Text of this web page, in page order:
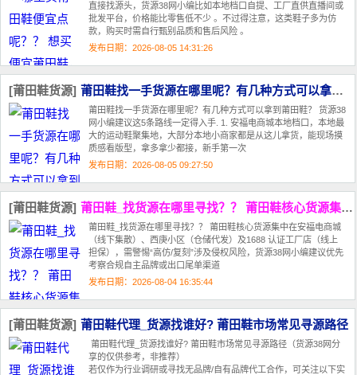
直接找源头‌，货源38网小编比如本地档口自提、工厂直供直播间或
批发平台，价格能比零售低不少 。不过得注意，这类鞋子多为仿
款，购买时需自行甄别品质和售后风险 。
发布日期：2026-08-05 14:31:26
[莆田鞋货源] 莆田鞋找一手货源在哪里呢？有几种方式可以拿到莆田鞋？
莆田鞋找一手货源在哪里呢？有几种方式可以拿到莆田鞋？ 货源38
网小编建议这5条路线一定得入手. 1. 安福电商城本地档口，本地最
大的运动鞋聚集地，大部分本地小商家都是从这儿拿货，能现场摸
质感看版型，拿多拿少都接，新手第一次
发布日期：2026-08-05 09:27:50
[莆田鞋货源] 莆田鞋_找货源在哪里寻找？？ 莆田鞋核心货源集中在‌安福电商城‌
莆田鞋_找货源在哪里寻找？？ 莆田鞋核心货源集中在‌安福电商城‌
（线下集散）、‌西庚小区‌（仓储代发）及‌1688 认证工厂店‌（线上
担保），需警惕“高仿/复刻”涉及侵权风险，货源38网小编建议优先
考察合规自主品牌或出口尾单渠道
发布日期：2026-08-04 16:35:44
[莆田鞋货源] 莆田鞋代理_货源找谁好? 莆田鞋市场常见寻源路径
莆田鞋代理_货源找谁好? 莆田鞋市场常见寻源路径（货源38网分
享的仅供参考，非推荐）
若仅作为行业调研或寻找‌无品牌/自有品牌‌代工合作，可关注以下实